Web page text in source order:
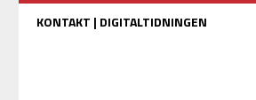
KONTAKT | DIGITALTIDNINGEN